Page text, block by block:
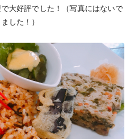
大好評でした！（写真にはないで
した！）